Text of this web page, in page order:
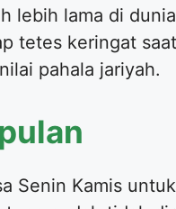
lebih lama di
tetes keringat saat
pahala jariyah.
Senin Kamis untuk